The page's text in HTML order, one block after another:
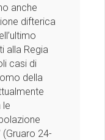
anche
difterica
alla Regia
casi di
della
le
24-